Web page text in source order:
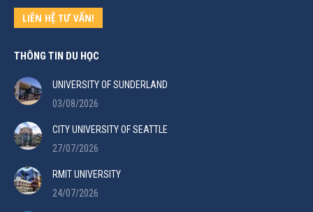
LIÊN HỆ TƯ VẤN!
THÔNG TIN DU HỌC
UNIVERSITY OF SUNDERLAND
03/08/2026
CITY UNIVERSITY OF SEATTLE
27/07/2026
RMIT UNIVERSITY
24/07/2026